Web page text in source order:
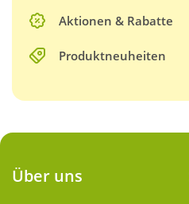
Aktionen & Rabatte
Produktneuheiten
Über uns